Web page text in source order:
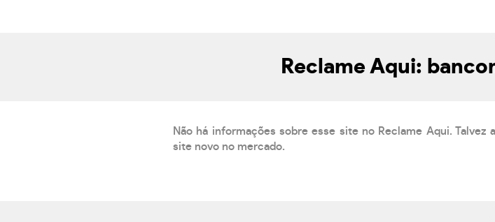
Reclame Aqui:
Não há informações sobre esse site no Reclame Aqui.
site novo no mercado.